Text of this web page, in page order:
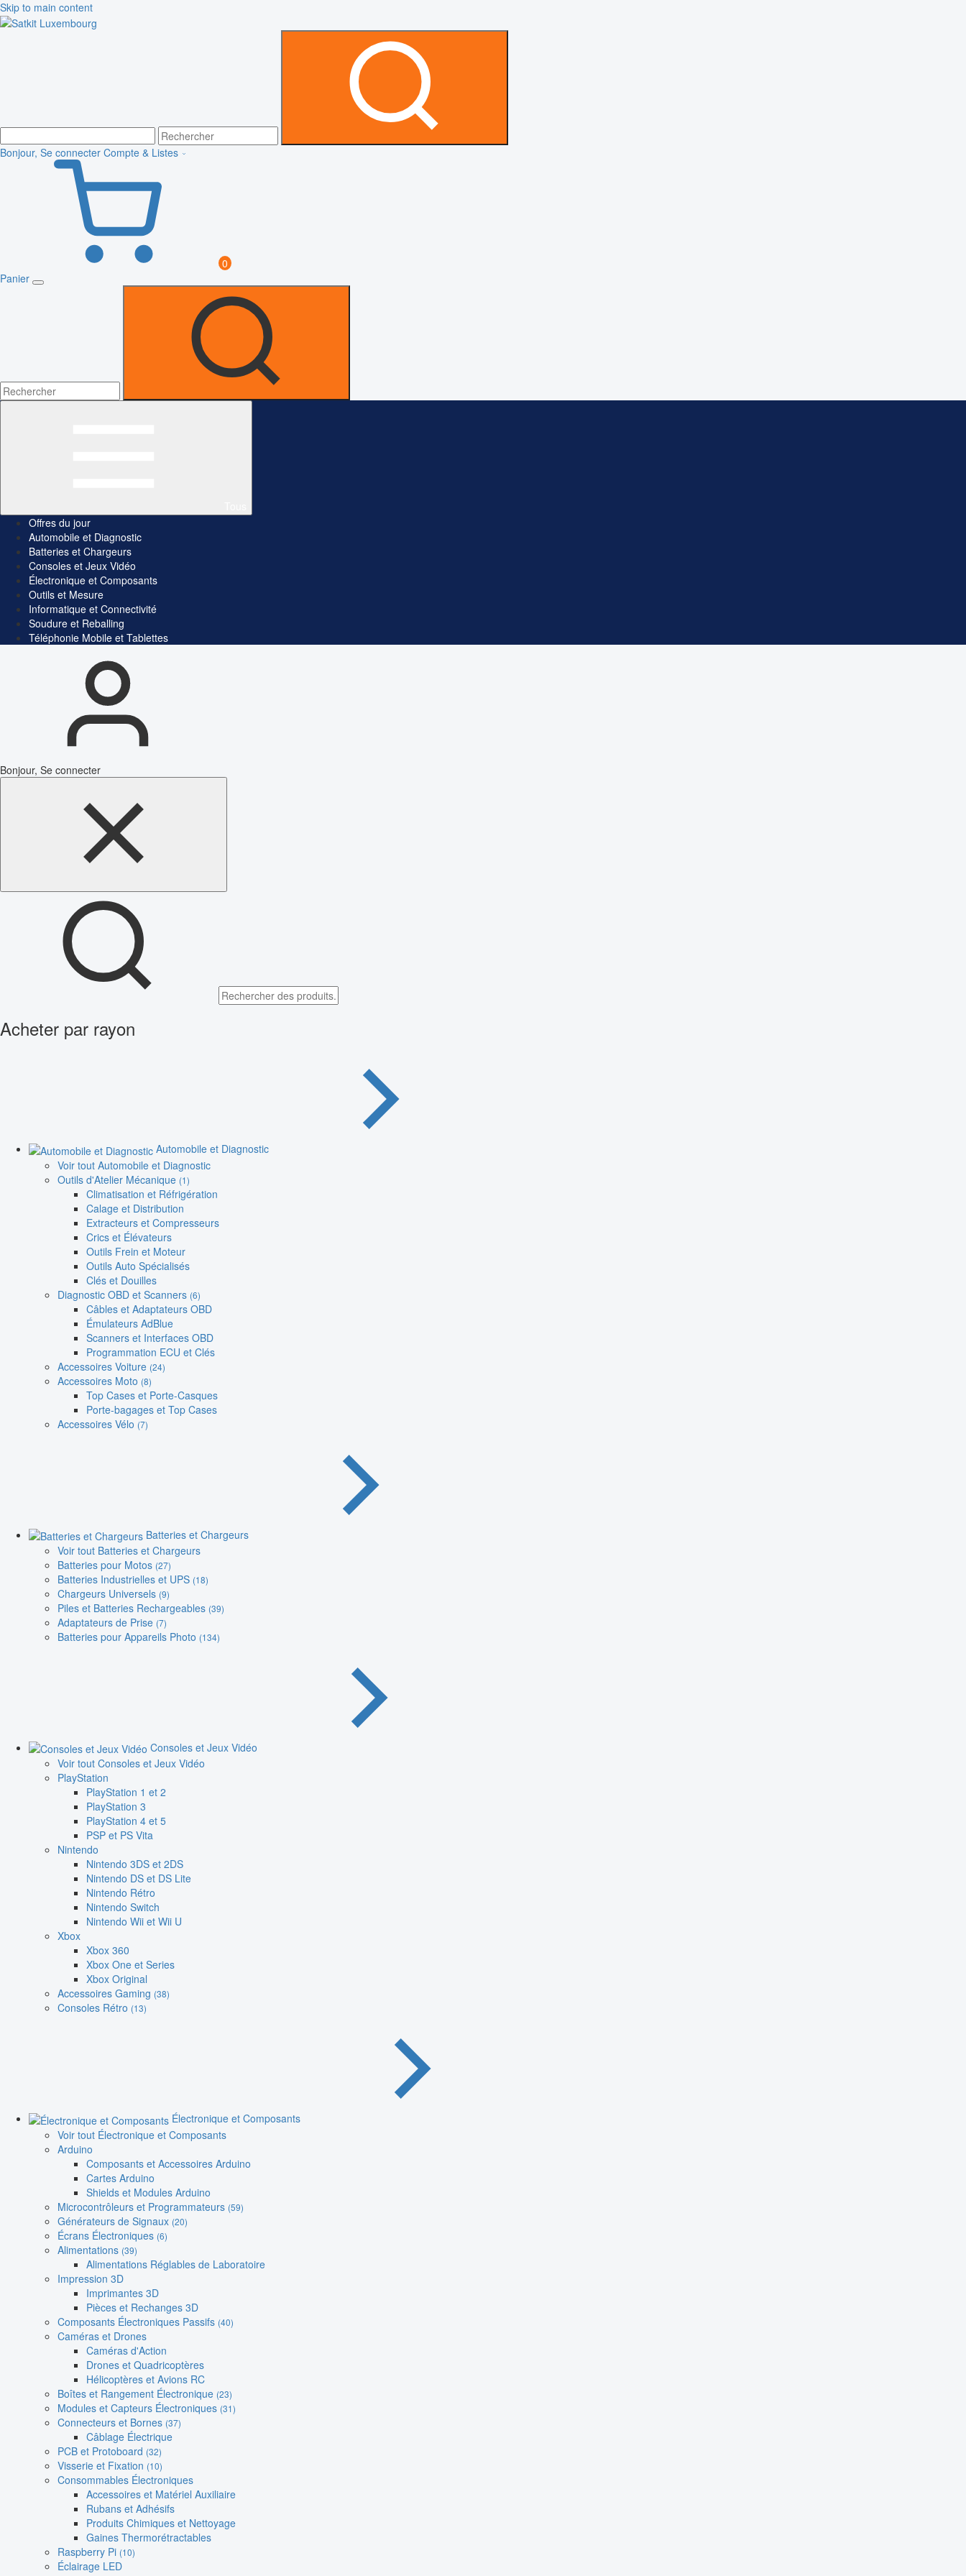
Skip to main content
Bonjour, Se connecter Compte & Listes
0
Panier
Offres du jour
Automobile et Diagnostic
Batteries et Chargeurs
Consoles et Jeux Vidéo
Électronique et Composants
Outils et Mesure
Informatique et Connectivité
Soudure et Reballing
Téléphonie Mobile et Tablettes
Bonjour, Se connecter
Acheter par rayon
Automobile et Diagnostic
Voir tout Automobile et Diagnostic
Outils d'Atelier Mécanique (1)
Climatisation et Réfrigération
Calage et Distribution
Extracteurs et Compresseurs
Crics et Élévateurs
Outils Frein et Moteur
Outils Auto Spécialisés
Clés et Douilles
Diagnostic OBD et Scanners (6)
Câbles et Adaptateurs OBD
Émulateurs AdBlue
Scanners et Interfaces OBD
Programmation ECU et Clés
Accessoires Voiture (24)
Accessoires Moto (8)
Top Cases et Porte-Casques
Porte-bagages et Top Cases
Accessoires Vélo (7)
Batteries et Chargeurs
Voir tout Batteries et Chargeurs
Batteries pour Motos (27)
Batteries Industrielles et UPS (18)
Chargeurs Universels (9)
Piles et Batteries Rechargeables (39)
Adaptateurs de Prise (7)
Batteries pour Appareils Photo (134)
Consoles et Jeux Vidéo
Voir tout Consoles et Jeux Vidéo
PlayStation
PlayStation 1 et 2
PlayStation 3
PlayStation 4 et 5
PSP et PS Vita
Nintendo
Nintendo 3DS et 2DS
Nintendo DS et DS Lite
Nintendo Rétro
Nintendo Switch
Nintendo Wii et Wii U
Xbox
Xbox 360
Xbox One et Series
Xbox Original
Accessoires Gaming (38)
Consoles Rétro (13)
Électronique et Composants
Voir tout Électronique et Composants
Arduino
Composants et Accessoires Arduino
Cartes Arduino
Shields et Modules Arduino
Microcontrôleurs et Programmateurs (59)
Générateurs de Signaux (20)
Écrans Électroniques (6)
Alimentations (39)
Alimentations Réglables de Laboratoire
Impression 3D
Imprimantes 3D
Pièces et Rechanges 3D
Composants Électroniques Passifs (40)
Caméras et Drones
Caméras d'Action
Drones et Quadricoptères
Hélicoptères et Avions RC
Boîtes et Rangement Électronique (23)
Modules et Capteurs Électroniques (31)
Connecteurs et Bornes (37)
Câblage Électrique
PCB et Protoboard (32)
Visserie et Fixation (10)
Consommables Électroniques
Accessoires et Matériel Auxiliaire
Rubans et Adhésifs
Produits Chimiques et Nettoyage
Gaines Thermorétractables
Raspberry Pi (10)
Éclairage LED